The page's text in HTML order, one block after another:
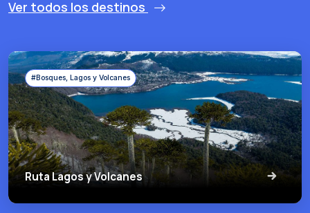
Ver todos los destinos
#Bosques, Lagos y Volcanes
Ruta Lagos y Volcanes